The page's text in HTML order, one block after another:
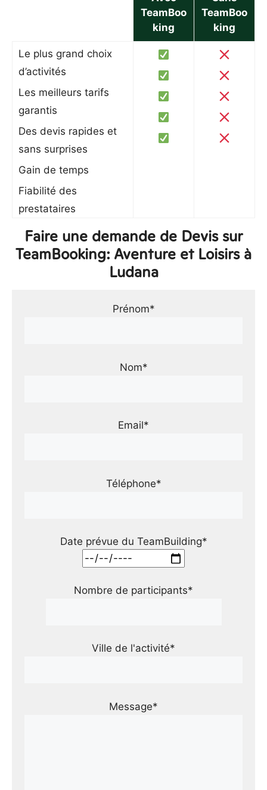
TeamBoo
king
TeamBoo
king
Le plus grand choix
d’activités
Les meilleurs tarifs
garantis
Des devis rapides et
sans surprises
Gain de temps
Fiabilité des
prestataires
Faire une demande de Devis sur
TeamBooking: Aventure et Loisirs à
Ludana
Prénom*
Nom*
Email*
Téléphone*
Date prévue du TeamBuilding*
Nombre de participants*
Ville de l'activité*
Message*